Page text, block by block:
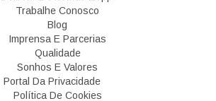
Trabalhe Conosco
Blog
Imprensa E Parcerias
Qualidade
Sonhos E Valores
Portal Da Privacidade
Política De Cookies